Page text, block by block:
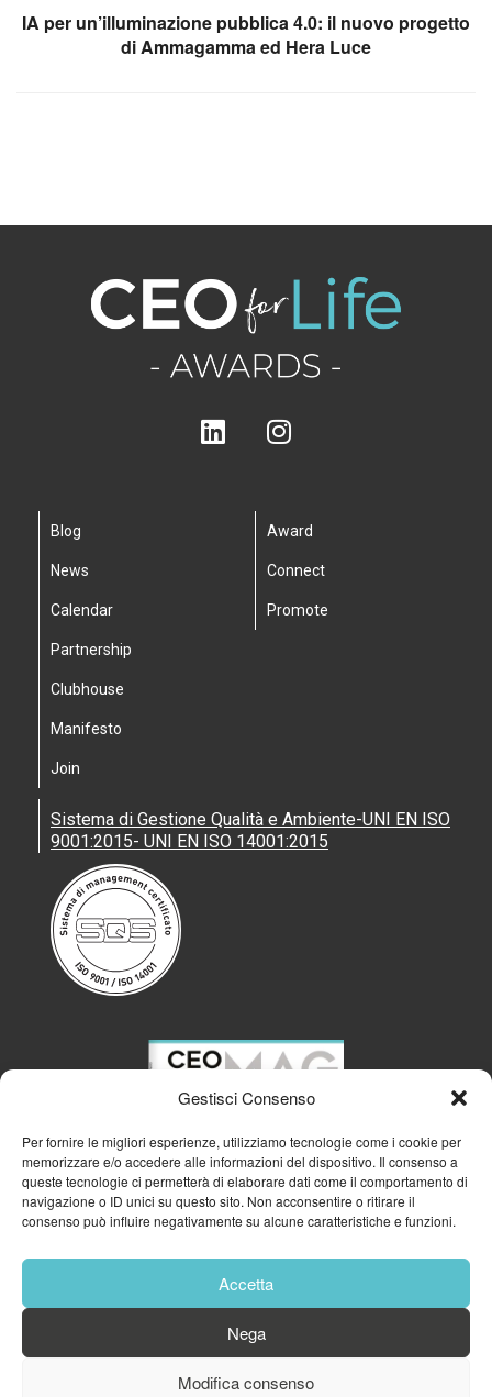
Gestisci Consenso
Per fornire le migliori esperienze, utilizziamo tecnologie come i cookie per
memorizzare e/o accedere alle informazioni del dispositivo. Il consenso a
queste tecnologie ci permetterà di elaborare dati come il comportamento di
navigazione o ID unici su questo sito. Non acconsentire o ritirare il
consenso può influire negativamente su alcune caratteristiche e funzioni.
Accetta
Nega
Modifica consenso
IA per un’illuminazione pubblica 4.0: il nuovo progetto
di Ammagamma ed Hera Luce
Blog
News
Calendar
Partnership
Clubhouse
Manifesto
Join
Award
Connect
Promote
Sistema di Gestione Qualità e Ambiente-UNI EN ISO
9001:2015- UNI EN ISO 14001:2015
GFA GENERAL MANAGEMENT S.R.L.